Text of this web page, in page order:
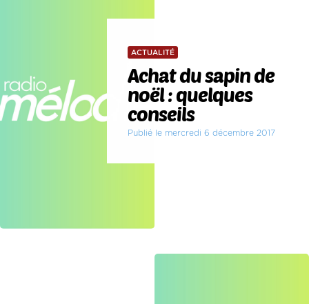
ACTUALITÉ
Achat du sapin de
noël : quelques
conseils
Publié le mercredi 6 décembre 2017